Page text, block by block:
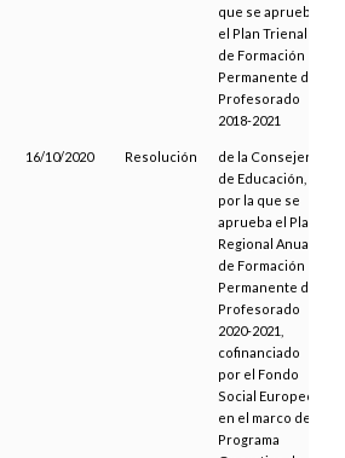
que se aprueba
el Plan Trienal
de Formación
Permanente del
Profesorado
2018-2021
16/10/2020 Resolución
de la Consejería
de Educación,
por la que se
aprueba el Plan
Regional Anual
de Formación
Permanente del
Profesorado
2020-2021,
cofinanciado
por el Fondo
Social Europeo
en el marco del
Programa